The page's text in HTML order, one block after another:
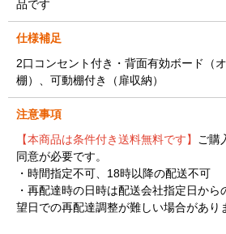
品です
仕様補足
2口コンセント付き・背面有効ボード（
棚）、可動棚付き（扉収納）
注意事項
【本商品は条件付き送料無料です】 ご購
同意が必要です。
・時間指定不可、18時以降の配送不可
・再配達時の日時は配送会社指定日か
望日での再配達調整が難しい場合があり